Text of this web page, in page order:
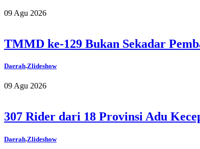
09 Agu 2026
TMMD ke-129 Bukan Sekadar
Daerah.Zlideshow
09 Agu 2026
307 Rider dari 18 Provinsi Adu
Daerah.Zlideshow